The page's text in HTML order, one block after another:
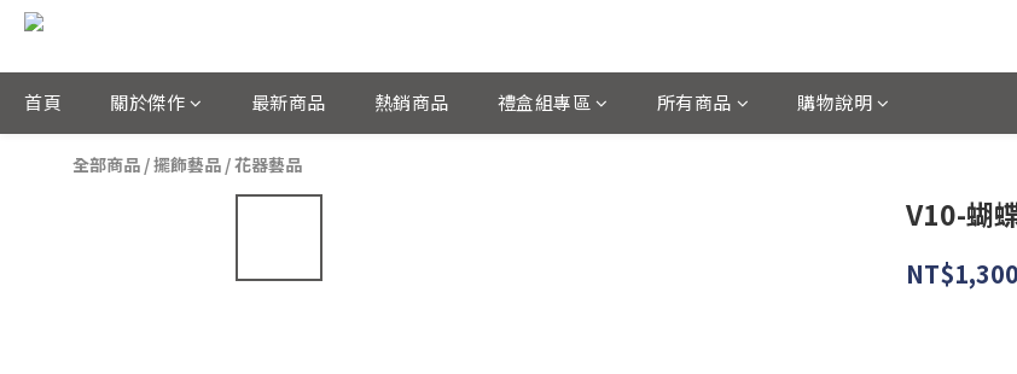
首頁 關於傑作 最新商品 熱銷商品 禮盒組專區 所有商品 購物說明
全部商品 /擺飾藝品 /花器藝品
V10-蝴
NT$1,300